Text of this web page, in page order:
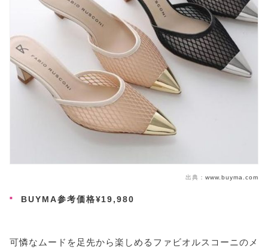
出典： www.buyma.com
BUYMA参考価格¥19,980
可憐なムードを足先から楽しめるファビオルスコーニのメ